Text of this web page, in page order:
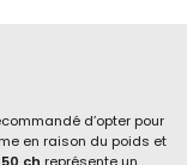
d’opter pour
en raison du poids et